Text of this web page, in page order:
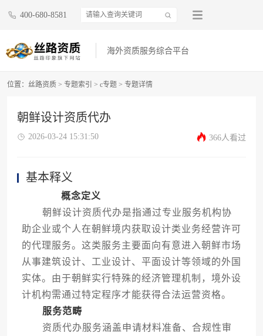
400-680-8581
海外资质服务综合平台
位置： 丝路资质 > 专题索引 > c专题 > 专题详情
朝鲜设计资质代办
2026-03-24 15:31:50 366人看过
基本释义
概念定义
朝鲜设计资质代办是指通过专业服务机构协
助企业或个人在朝鲜境内获取设计类业务经营许可
的代理服务。这类服务主要面向有意进入朝鲜市场
从事建筑设计、工业设计、平面设计等领域的外国
实体。由于朝鲜实行特殊的经济管理机制，境外设
计机构需通过特定程序才能获得合法运营资格。
服务范畴
资质代办服务涵盖申请材料准备、合规性审